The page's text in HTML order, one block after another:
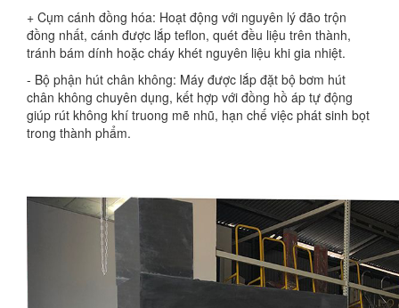
+ Cụm cánh đồng hóa: Hoạt động với nguyên lý đão trộn
đồng nhất, cánh được lắp teflon, quét đều liệu trên thành,
tránh bám dính hoặc cháy khét nguyên liệu khi gia nhiệt.
- Bộ phận hút chân không: Máy được lắp đặt bộ bơm hút
chân không chuyên dụng, kết hợp với đồng hồ áp tự động
giúp rút không khí truong mẽ nhũ, hạn chế việc phát sinh bọt
trong thành phẩm.